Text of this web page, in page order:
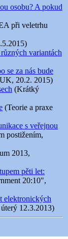
osobu? A pokud
při veletrhu
variantách
se za nás bude
20.2. 2015)
(Krátký
(Teorie a praxe
s veřejnou
postižením,
2013,
pěti let:
20:10",
elektronických
12.3.2013)